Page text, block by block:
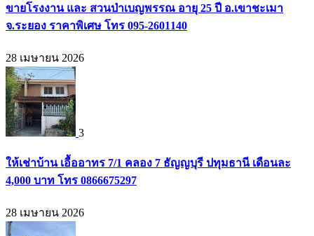
ขายโรงงาน และ สวนป่าเบญพรรณ อายุ 25 ปี อ.เขาชะเมา
จ.ระยอง ราคาพิเศษ โทร 095-2601140
28 เมษายน 2026
3
ให้เช่าบ้าน เอื้ออาทร 7/1 คลอง 7 ธัญญบุรี ปทุมธานี เดือนละ
4,000 บาท โทร 0866675297
28 เมษายน 2026